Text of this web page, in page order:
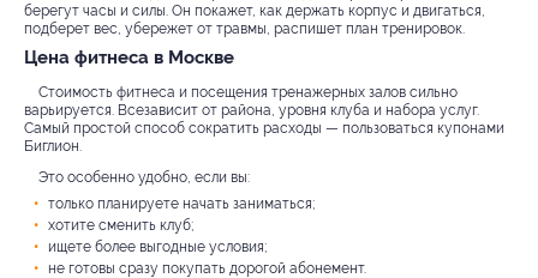
берегут часы и силы. Он покажет, как держать корпус и двигаться,
подберет вес, убережет от травмы, распишет план тренировок.
Цена фитнеса в Москве
Стоимость фитнеса и посещения тренажерных залов сильно
варьируется. Всезависит от района, уровня клуба и набора услуг.
Самый простой способ сократить расходы — пользоваться купонами
Биглион.
Это особенно удобно, если вы:
только планируете начать заниматься;
хотите сменить клуб;
ищете более выгодные условия;
не готовы сразу покупать дорогой абонемент.